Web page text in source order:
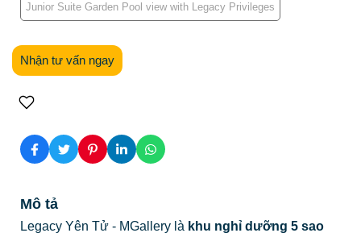
Junior Suite Garden Pool view with Legacy Privileges
Nhận tư vấn ngay
Mô tả
Legacy Yên Tử - MGallery là khu nghỉ dưỡng 5 sao